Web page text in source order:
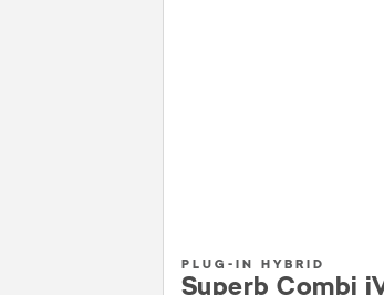
PLUG-IN HYBRID
Superb Combi